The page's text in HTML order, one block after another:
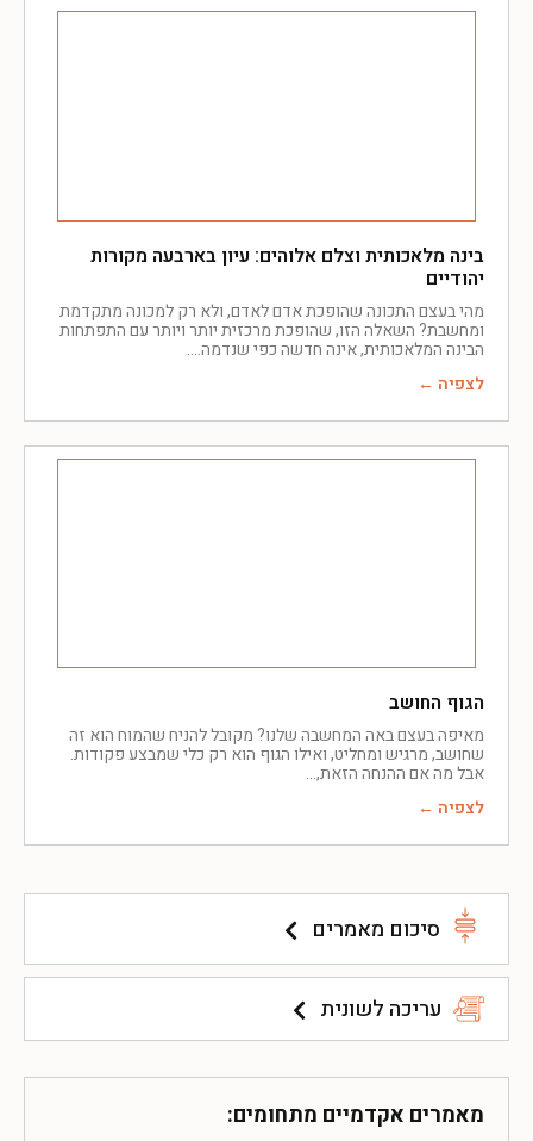
סיכום מאמרים
עריכה לשונית
מאמרים אקדמיים מתחומים:
בינה מלאכותית וצלם אלוהים: עיון בארבעה מקורות
יהודיים
מהי בעצם התכונה שהופכת אדם לאדם, ולא רק למכונה מתקדמת
ומחשבת? השאלה הזו, שהופכת מרכזית יותר ויותר עם התפתחות
הבינה המלאכותית, אינה חדשה כפי שנדמה.
לצפיה ←
הגוף החושב
מאיפה בעצם באה המחשבה שלנו? מקובל להניח שהמוח הוא זה
שחושב, מרגיש ומחליט, ואילו הגוף הוא רק כלי שמבצע פקודות.
אבל מה אם ההנחה הזאת,
לצפיה ←